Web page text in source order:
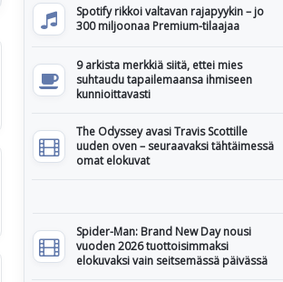
Spotify rikkoi valtavan rajapyykin – jo
300 miljoonaa Premium-tilaajaa
9 arkista merkkiä siitä, ettei mies
suhtaudu tapailemaansa ihmiseen
kunnioittavasti
The Odyssey avasi Travis Scottille
uuden oven – seuraavaksi tähtäimessä
omat elokuvat
Spider-Man: Brand New Day nousi
vuoden 2026 tuottoisimmaksi
elokuvaksi vain seitsemässä päivässä